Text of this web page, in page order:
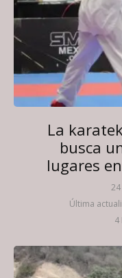
La
busca
lugares
Última
4